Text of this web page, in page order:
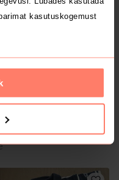
kasutuskogemust
62/68